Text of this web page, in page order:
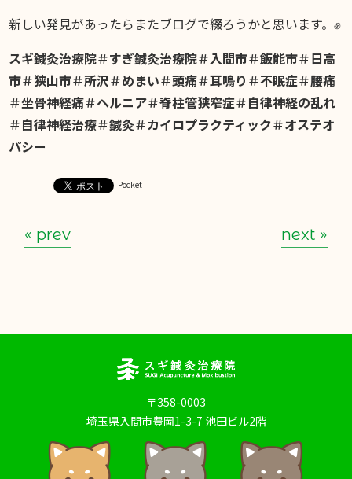
新しい発見があったらまたブログで綴ろうかと思います。✊
スギ鍼灸治療院＃すぎ鍼灸治療院＃入間市＃飯能市＃日高
市＃狭山市＃所沢＃めまい＃頭痛＃耳鳴り＃不眠症＃腰痛
＃坐骨神経痛＃ヘルニア＃脊柱管狭窄症＃自律神経の乱れ
＃自律神経治療＃鍼灸＃カイロプラクティック＃オステオ
パシー
Pocket
« prev next »
〒358-0003
埼玉県入間市豊岡1-3-7 池田ビル2階